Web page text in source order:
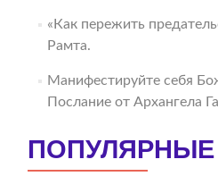
«Как пережить
Рамта.
Манифестируйте себя
Послание от Архангела